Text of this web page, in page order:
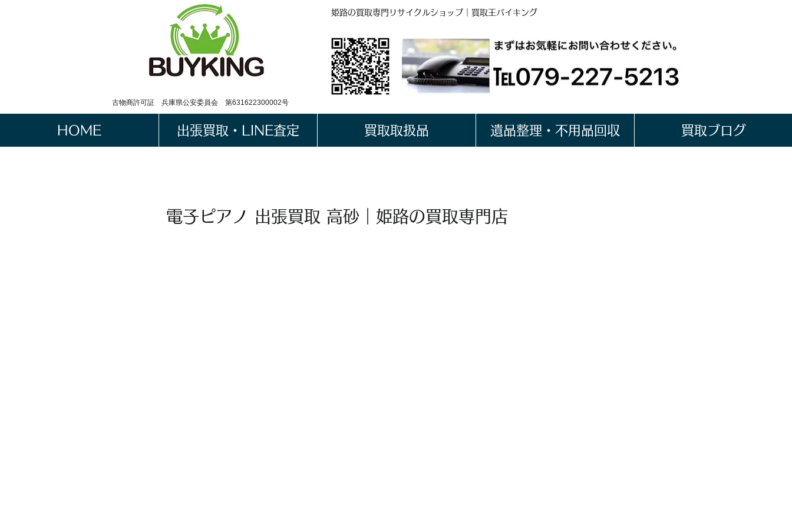
姫路の買取専門リサイクルショップ｜買取王バイキング
BUYKING
LINE QRコード
古物商許可証 兵庫県公安委員会 第631622300002号
HOME 出張買取・LINE査定 買取取扱品 遺品整理・不用品回収 買取ブログ
電子ピアノ 出張買取 高砂｜姫路の買取専門店